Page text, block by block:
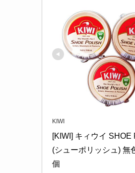
KIWI
[KIWI] キィウイ SHOE
(シューポリッシュ) 無
個